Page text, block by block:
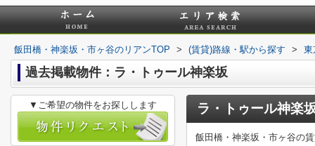
飯田橋・神楽坂・市ヶ谷のリアンTOP > (賃貸)路線・駅から探す > 東
過去掲載物件：ラ・トゥール神楽坂
ラ・トゥール神楽
飯田橋・神楽坂・市ヶ谷の
▼ご希望の物件をお探しします